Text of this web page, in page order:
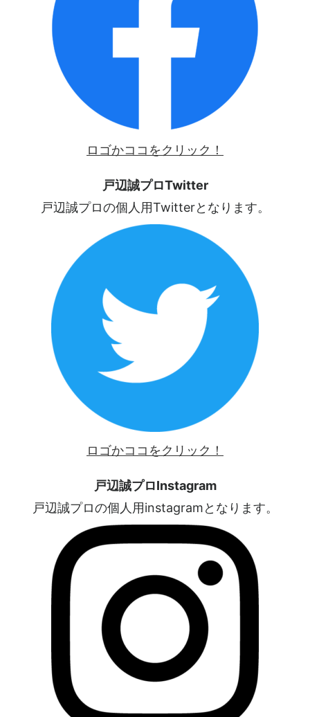
ロゴかココをクリック！
戸辺誠プロTwitter
戸辺誠プロの個人用Twitterとなります。
ロゴかココをクリック！
戸辺誠プロInstagram
戸辺誠プロの個人用instagramとなります。